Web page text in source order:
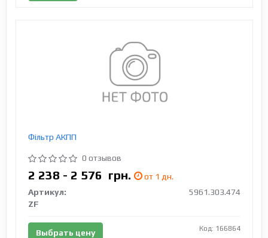
Фільтр АКПП
0 отзывов
2 238 - 2 576 грн.
от 1 дн.
Артикул:
5961.303.474
ZF
Выбрать цену Код: 166864